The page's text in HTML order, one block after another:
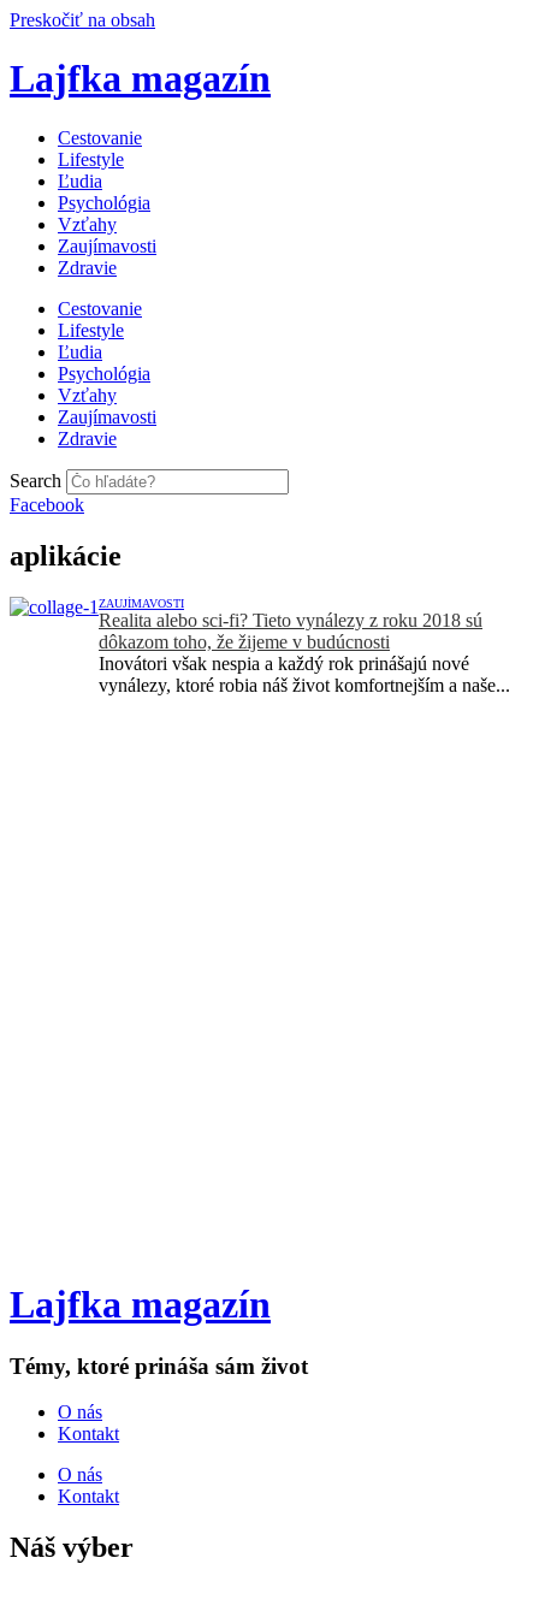
Preskočiť na obsah
Lajfka magazín
Cestovanie
Lifestyle
Ľudia
Psychológia
Vzťahy
Zaujímavosti
Zdravie
Cestovanie
Lifestyle
Ľudia
Psychológia
Vzťahy
Zaujímavosti
Zdravie
Search
Facebook
aplikácie
ZAUJÍMAVOSTI
Realita alebo sci-fi? Tieto vynálezy z roku 2018 sú
dôkazom toho, že žijeme v budúcnosti
Inovátori však nespia a každý rok prinášajú nové
vynálezy, ktoré robia náš život komfortnejším a naše...
Lajfka magazín
Témy, ktoré prináša sám život
O nás
Kontakt
O nás
Kontakt
Náš výber